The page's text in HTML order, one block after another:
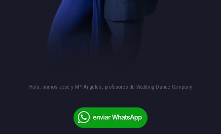
Hola, somos José y Mª Ángeles, profesores de Wedding Dance Company